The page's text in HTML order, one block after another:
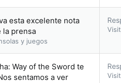
esta excelente nota
la prensa
y juegos
Way of the Sword te
sentamos a ver